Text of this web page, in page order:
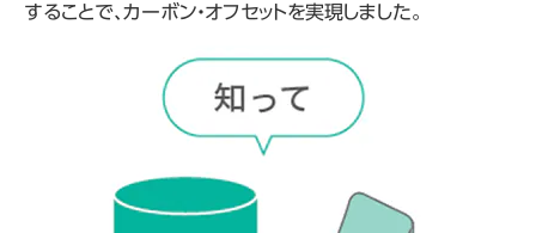
することで、カーボン・オフセットを実現しました。